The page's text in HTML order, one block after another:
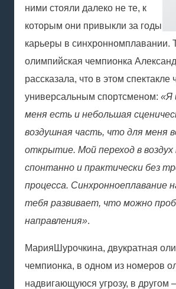
ними стояли далеко не те, к
которым они привыкли за годы
карьеры в синхронномплавании.
олимпийская чемпионка
рассказала, что в этом спектакле
универсальным спортсменом: «Я
меня есть и небольшая
воздушная часть, что для меня
открытие. Мой переход в воздух
спонтанно и практически без
процесса. Синхронноеплавание
тебя развивает, что можно
направления».
Мария Шурочкина, двукратная
чемпионка, в одном из номеров
надвигающуюся угрозу, в другом